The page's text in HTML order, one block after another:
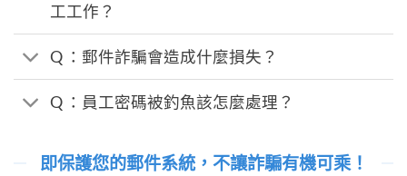
工工作？
Q ：郵件詐騙會造成什麼損失？
Q ：員工密碼被釣魚該怎麼處理？
即保護您的郵件系統，不讓詐騙有機可乘！